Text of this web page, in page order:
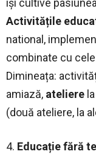
Activitățile
national,
combinate cu
Dimineața:
amiază, ateliere
(două ateliere, la
4. Educație fără